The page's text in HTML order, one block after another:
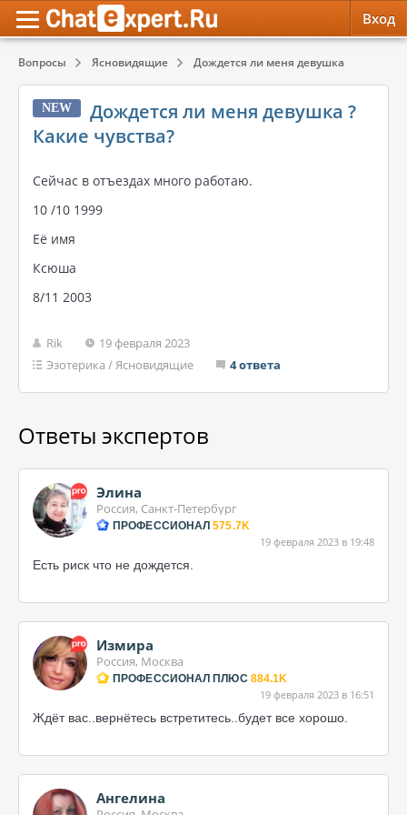
Вход
Вопросы Ясновидящие Дождется ли меня девушка ? Какие
NEW
Дождется ли меня девушка ?
Какие чувства?
Сейчас в отъездах много работаю.
10 /10 1999
Её имя
Ксюша
8/11 2003
Rik
19 февраля 2023
Эзотерика /Ясновидящие 4 ответа
Ответы экспертов
Элина
Россия, Санкт-Петербург
ПРОФЕССИОНАЛ 575.7K
19 февраля 2023 в 19:48
Есть риск что не дождется.
Измира
Россия, Москва
ПРОФЕССИОНАЛ ПЛЮС 884.1K
19 февраля 2023 в 16:51
Ждёт вас..вернётесь встретитесь..будет все хорошо.
Ангелина
Психология
Эзотерика
Психология
Эзотерика
Обратная связь
Служба поддержки